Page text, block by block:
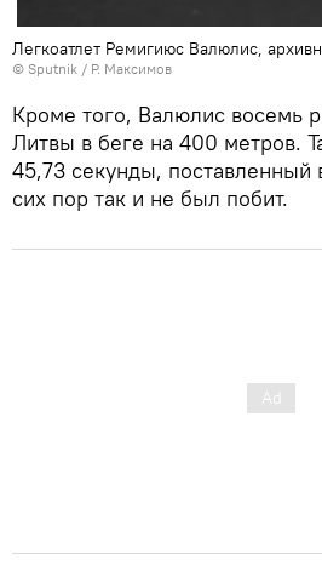
Легкоатлет Ремигиюс Валюлис,
© Sputnik / Р. Максимов
Кроме того, Валюлис восемь
Литвы в беге на 400 метров.
45,73 секунды, поставленный
сих пор так и не был побит.